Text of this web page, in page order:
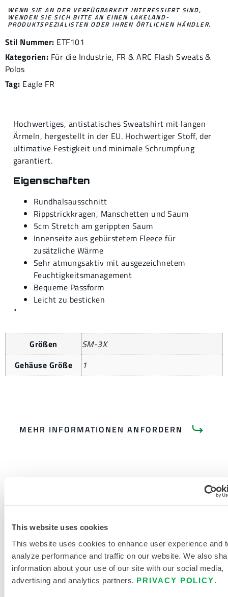
This website uses cookies
This website uses cookies to enhance user experience and
analyze performance and traffic on our website. We also
information about your use of our site with our social media,
advertising and analytics partners. PRIVACY POLICY
WENN SIE AN DER VERFÜGBARKEIT INTERESSIERT SIND,
WENDEN SIE SICH BITTE AN EINEN LAKELAND-
PRODUKTSPEZIALISTEN ODER IHREN ÖRTLICHEN HÄNDLER.
Stil Nummer: ETF101
Kategorien: Für die Industrie, FR & ARC Flash Sweats &
Polos
Tag: Eagle FR
Hochwertiges, antistatisches Sweatshirt mit langen
Ärmeln, hergestellt in der EU. Hochwertiger Stoff, der
ultimative Festigkeit und minimale Schrumpfung
garantiert.
Eigenschaften
Rundhalsausschnitt
Rippstrickkragen, Manschetten und Saum
5cm Stretch am gerippten Saum
Innenseite aus gebürstetem Fleece für
zusätzliche Wärme
Sehr atmungsaktiv mit ausgezeichnetem
Feuchtigkeitsmanagement
Bequeme Passform
Leicht zu besticken
"
Größen
SM-3X
Gehäuse Größe
1
MEHR INFORMATIONEN ANFORDERN
PRODUKTLITERATUR
VERWANDTE DOKUMENTE